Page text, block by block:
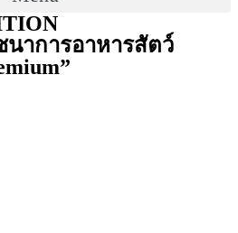
าการอาหารสัตว์